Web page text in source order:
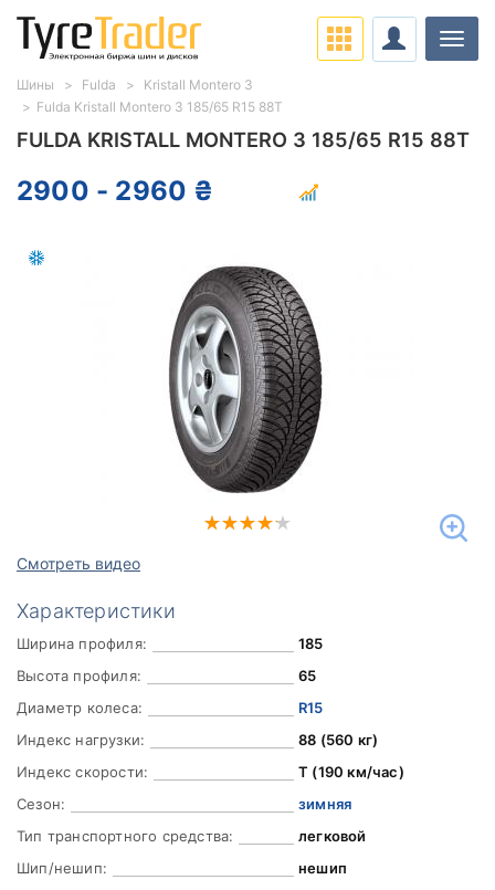
FULDA KRISTALL MONTERO 3 185/65 R15 88T
2900 - 2960 ₴
Смотреть видео
Характеристики
Ширина профиля:
185
Высота профиля:
65
Диаметр колеса:
R15
Индекс нагрузки:
88 (560 кг)
Индекс скорости:
T (190 км/час)
Сезон:
зимняя
Тип транспортного средства:
легковой
Шип/нешип:
нешип
Шины Fulda
Kristall Montero 3
Fulda Kristall Montero 3 185/65 R15 88T